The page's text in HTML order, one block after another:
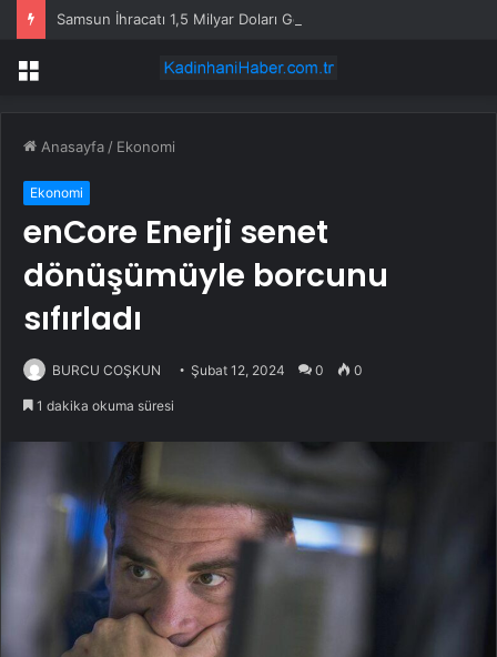
Samsun İhracatı 1,5 Milyar Doları Geçti
Menü
Anasayfa / Ekonomi
Ekonomi
enCore Enerji senet
dönüşümüyle borcunu
sıfırladı
BURCU COŞKUN Şubat 12, 2024 0 0
1 dakika okuma süresi